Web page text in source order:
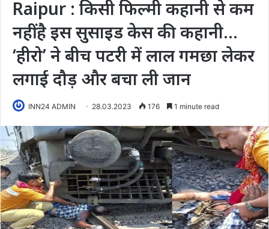
Raipur : किसी फिल्मी कहानी से कम
नहीं है इस सुसाइड केस की कहानी…
‘हीरो’ ने बीच पटरी में लाल गमछा लेकर
लगाई दौड़ और बचा ली जान
INN24 ADMIN 28.03.2023 176 1 minute read